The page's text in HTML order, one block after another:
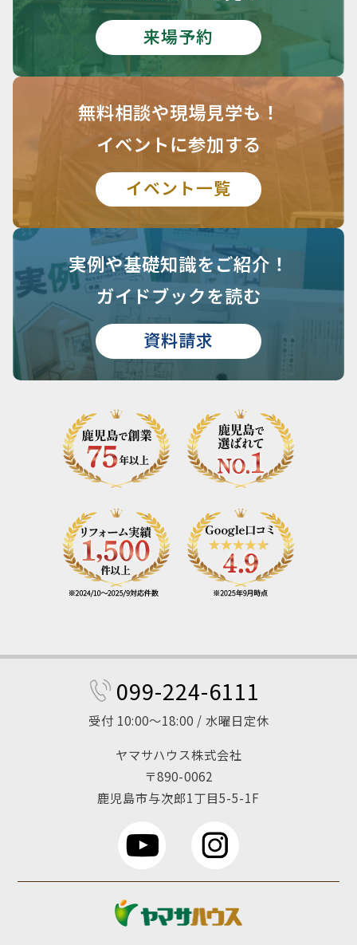
来場予約
無料相談や現場見学も！
イベントに参加する
イベント一覧
実例や基礎知識をご紹介！
ガイドブックを読む
資料請求
099-224-6111
受付 10:00～18:00 / 水曜日定休
ヤマサハウス株式会社
〒890-0062
鹿児島市与次郎1丁目5-5-1F